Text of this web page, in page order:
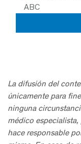
ABC
La difusión del
únicamente para
ninguna
médico
hace responsable